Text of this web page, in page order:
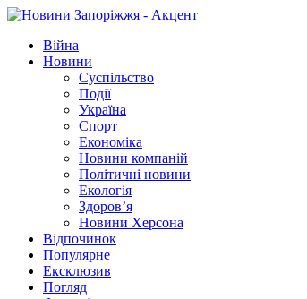
Війна
Новини
Суспільство
Події
Україна
Спорт
Економіка
Новини компаній
Політичні новини
Екологія
Здоров’я
Новини Херсона
Відпочинок
Популярне
Ексклюзив
Погляд